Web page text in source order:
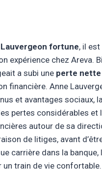
Lauvergeon fortune, il
expérience chez Areva.
a subi une perte nette
financière. Anne
et avantages sociaux,
pertes considérables et
autour de sa
de litiges, avant
carrière dans la
train de vie